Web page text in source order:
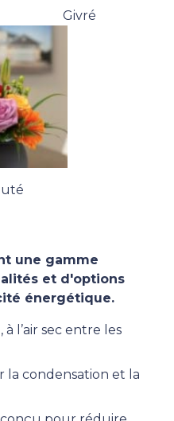
Givré
une gamme
et d'options
énergétique.
l’air sec entre les
la condensation et la